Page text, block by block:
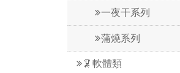
一夜干系列
蒲燒系列
🦑軟體類